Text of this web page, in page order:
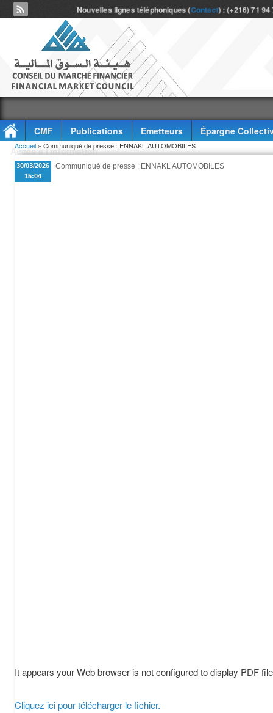
Nouvelles lignes téléphoniques (Contact) : (+216) 71
CMF Publications Emetteurs
Épargne
Accès à l'information
Vous êtes ici
Accueil » Communiqué de presse : ENNAKL AUTOMOBILES
30/03/2026
15:04
Communiqué de presse : ENNAKL AUTOMOBILES
It appears your Web browser is not configured to display PDF
Cliquez ici pour télécharger le fichier.